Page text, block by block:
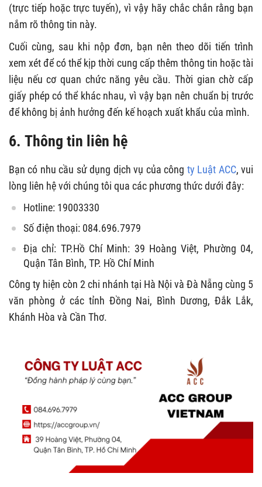
(trực tiếp hoặc trực tuyến), vì vậy hãy chắc chắn rằng bạn
nắm rõ thông tin này.
Cuối cùng, sau khi nộp đơn, bạn nên theo dõi tiến trình
xem xét để có thể kịp thời cung cấp thêm thông tin hoặc tài
liệu nếu cơ quan chức năng yêu cầu. Thời gian chờ cấp
giấy phép có thể khác nhau, vì vậy bạn nên chuẩn bị trước
để không bị ảnh hưởng đến kế hoạch xuất khẩu của mình.
6. Thông tin liên hệ
Bạn có nhu cầu sử dụng dịch vụ của công ty Luật ACC, vui
lòng liên hệ với chúng tôi qua các phương thức dưới đây:
Hotline: 19003330
Số điện thoại: 084.696.7979
Địa chỉ: TP.Hồ Chí Minh: 39 Hoàng Việt, Phường 04,
Quận Tân Bình, TP. Hồ Chí Minh
Công ty hiện còn 2 chi nhánh tại Hà Nội và Đà Nẵng cùng 5
văn phòng ở các tỉnh Đồng Nai, Bình Dương, Đắk Lắk,
Khánh Hòa và Cần Thơ.